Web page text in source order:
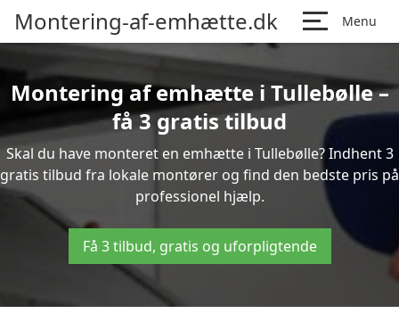
Montering-af-emhætte.dk Menu
Montering af emhætte i Tullebølle –
få 3 gratis tilbud
Skal du have monteret en emhætte i Tullebølle? Indhent 3
gratis tilbud fra lokale montører og find den bedste pris på
professionel hjælp.
Få 3 tilbud, gratis og uforpligtende